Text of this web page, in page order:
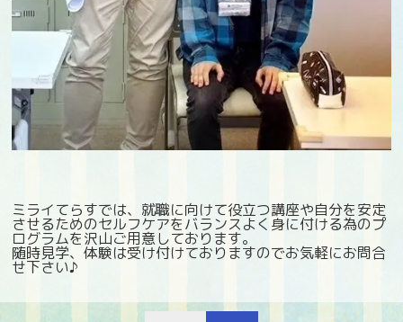
ミライてらすでは、就職に向けて役立つ講座や自分を安定
させるためのセルフケアをバランスよく身に付ける為のプ
ログラムを沢山ご用意しております。
随時見学、体験は受け付けておりますのでお気軽にお問合
せ下さい♪